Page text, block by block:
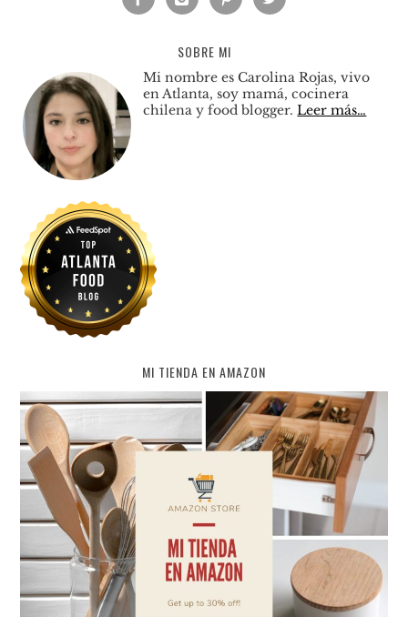
SOBRE MI
Mi nombre es Carolina Rojas, vivo
en Atlanta, soy mamá, cocinera
chilena y food blogger.Leer más…
MI TIENDA EN AMAZON